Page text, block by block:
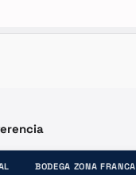
BODEGA ZONA FRANCA